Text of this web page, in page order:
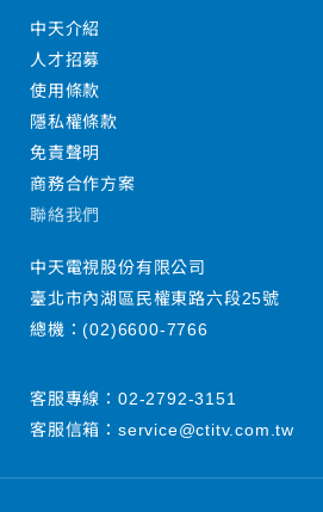
中天介紹
人才招募
使用條款
隱私權條款
免責聲明
商務合作方案
聯絡我們
中天電視股份有限公司
臺北市內湖區民權東路六段25號
總機：(02)6600-7766
客服專線： 02-2792-3151
客服信箱： service@ctitv.com.tw